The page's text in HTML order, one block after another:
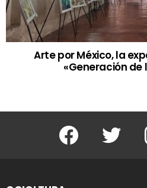
Arte por México, la
«Generación de
Facebook Twitter